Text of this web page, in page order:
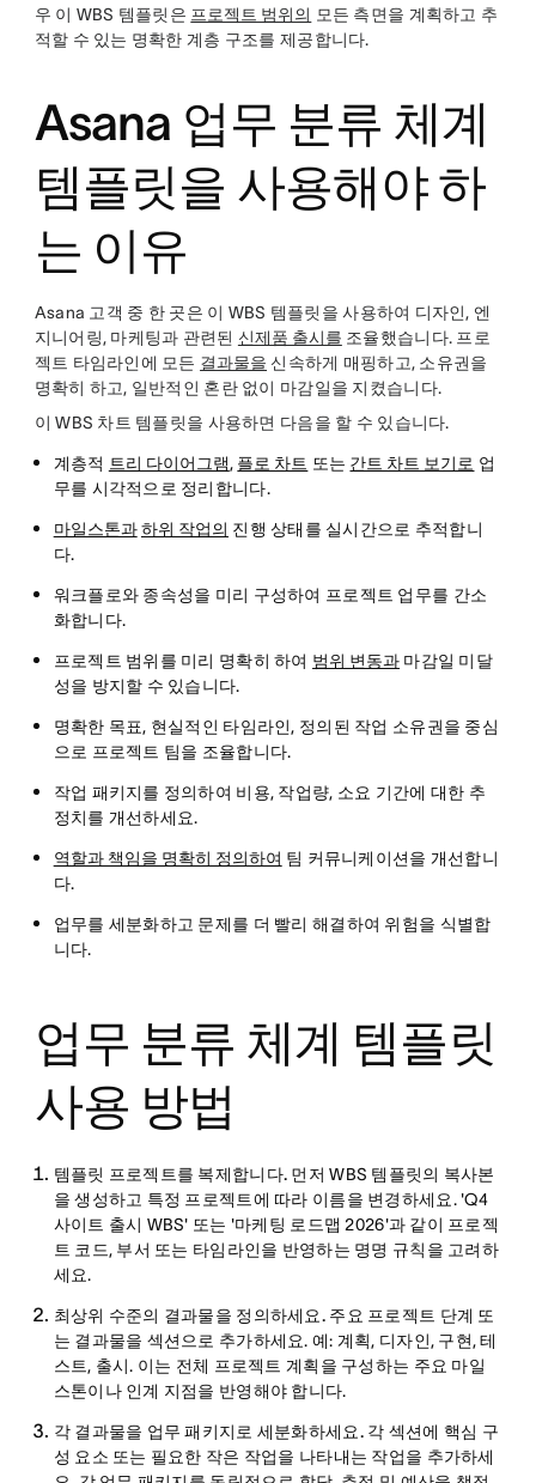
우 이 WBS 템플릿은 프로젝트 범위의 모든 측면을 계획하고 추
적할 수 있는 명확한 계층 구조를 제공합니다.
Asana 업무 분류 체계
템플릿을 사용해야 하
는 이유
Asana 고객 중 한 곳은 이 WBS 템플릿을 사용하여 디자인, 엔
지니어링, 마케팅과 관련된 신제품 출시를 조율했습니다. 프로
젝트 타임라인에 모든 결과물을 신속하게 매핑하고, 소유권을
명확히 하고, 일반적인 혼란 없이 마감일을 지켰습니다.
이 WBS 차트 템플릿을 사용하면 다음을 할 수 있습니다.
계층적 트리 다이어그램, 플로 차트 또는 간트 차트 보기로 업
무를 시각적으로 정리합니다.
마일스톤과 하위 작업의 진행 상태를 실시간으로 추적합니
다.
워크플로와 종속성을 미리 구성하여 프로젝트 업무를 간소
화합니다.
프로젝트 범위를 미리 명확히 하여 범위 변동과 마감일 미달
성을 방지할 수 있습니다.
명확한 목표, 현실적인 타임라인, 정의된 작업 소유권을 중심
으로 프로젝트 팀을 조율합니다.
작업 패키지를 정의하여 비용, 작업량, 소요 기간에 대한 추
정치를 개선하세요.
역할과 책임을 명확히 정의하여 팀 커뮤니케이션을 개선합니
다.
업무를 세분화하고 문제를 더 빨리 해결하여 위험을 식별합
니다.
업무 분류 체계 템플릿
사용 방법
템플릿 프로젝트를 복제합니다. 먼저 WBS 템플릿의 복사본
을 생성하고 특정 프로젝트에 따라 이름을 변경하세요. 'Q4
사이트 출시 WBS' 또는 '마케팅 로드맵 2026'과 같이 프로젝
트 코드, 부서 또는 타임라인을 반영하는 명명 규칙을 고려하
세요.
최상위 수준의 결과물을 정의하세요. 주요 프로젝트 단계 또
는 결과물을 섹션으로 추가하세요. 예: 계획, 디자인, 구현, 테
스트, 출시. 이는 전체 프로젝트 계획을 구성하는 주요 마일
스톤이나 인계 지점을 반영해야 합니다.
각 결과물을 업무 패키지로 세분화하세요. 각 섹션에 핵심 구
성 요소 또는 필요한 작은 작업을 나타내는 작업을 추가하세